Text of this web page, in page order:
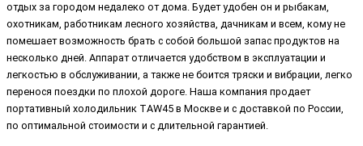
отдых за городом недалеко от дома. Будет удобен он и рыбакам,
охотникам, работникам лесного хозяйства, дачникам и всем, кому не
помешает возможность брать с собой большой запас продуктов на
несколько дней. Аппарат отличается удобством в эксплуатации и
легкостью в обслуживании, а также не боится тряски и вибрации, легко
перенося поездки по плохой дороге. Наша компания продает
портативный холодильник TAW45 в Москве и с доставкой по России,
по оптимальной стоимости и с длительной гарантией.